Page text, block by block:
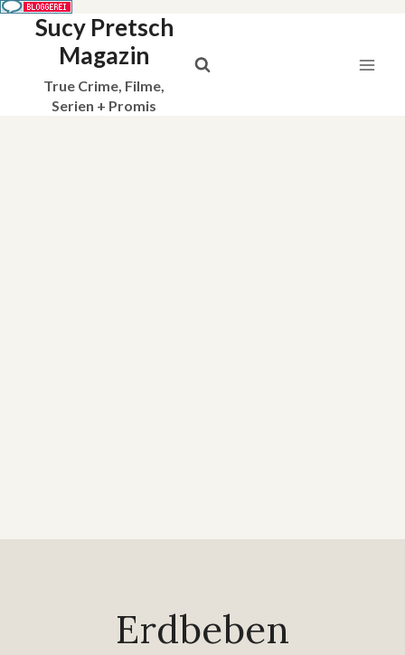
Sucy Pretsch
Magazin
True Crime, Filme,
Serien + Promis
Erdbeben